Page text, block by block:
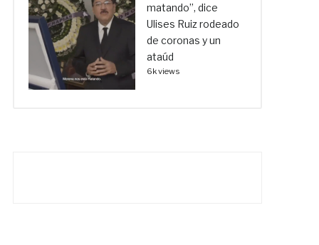
matando”, dice
Ulises Ruiz rodeado
de coronas y un
ataúd
6k views